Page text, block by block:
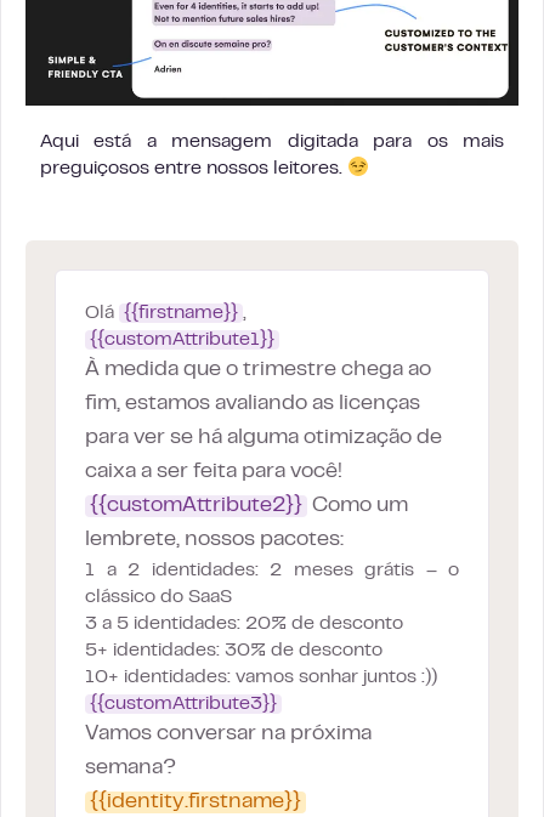
Aqui está a mensagem digitada para os mais
preguiçosos entre nossos leitores.
Olá {{firstname}} ,
{{customAttribute1}}
À medida que o trimestre chega ao
fim, estamos avaliando as licenças
para ver se há alguma otimização de
caixa a ser feita para você!
{{customAttribute2}} Como um
lembrete, nossos pacotes:
1 a 2 identidades: 2 meses grátis – o
clássico do SaaS
3 a 5 identidades: 20% de desconto
5+ identidades: 30% de desconto
10+ identidades: vamos sonhar juntos :))
{{customAttribute3}}
Vamos conversar na próxima
semana?
{{identity.firstname}}